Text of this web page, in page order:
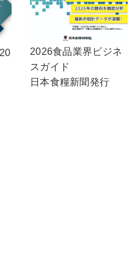
2026食品業界ビジネ
スガイド
日本食糧新聞発行